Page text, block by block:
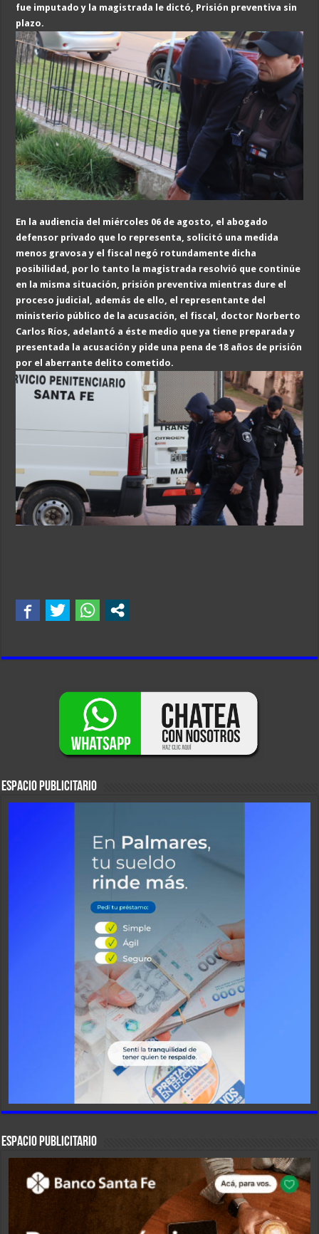
fue imputado y la magistrada le dictó, Prisión preventiva sin
plazo.
En la audiencia del miércoles 06 de agosto, el abogado
defensor privado que lo representa, solicitó una medida
menos gravosa y el fiscal negó rotundamente dicha
posibilidad, por lo tanto la magistrada resolvió que continúe
en la misma situación, prisión preventiva mientras dure el
proceso judicial, además de ello, el representante del
ministerio público de la acusación, el fiscal, doctor Norberto
Carlos Ríos, adelantó a éste medio que ya tiene preparada y
presentada la acusación y pide una pena de 18 años de prisión
por el aberrante delito cometido.
ESPACIO PUBLICITARIO
ESPACIO PUBLICITARIO